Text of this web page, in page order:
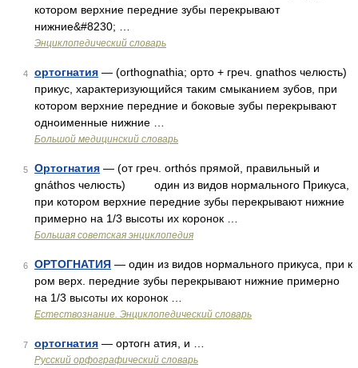
котором верхние передние зубы перекрывают
нижние&#8230; …
Энциклопедический словарь
4 ортогнатия — (orthognathia; орто + греч. gnathos челюсть)
прикус, характеризующийся таким смыканием зубов, при
котором верхние передние и боковые зубы перекрывают
одноименные нижние …
Большой медицинский словарь
5 Ортогнатия — (от греч. orthós прямой, правильный и
gnáthos челюсть) один из видов нормального Прикуса,
при котором верхние передние зубы перекрывают нижние
примерно на 1/3 высоты их коронок …
Большая советская энциклопедия
6 ОРТОГНАТИЯ — один из видов нормального прикуса, при к
ром верх. передние зубы перекрывают нижние примерно
на 1/3 высоты их коронок …
Естествознание. Энциклопедический словарь
7 ортогнатия — ортогн атия, и …
Русский орфографический словарь